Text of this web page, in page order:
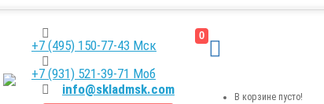
+7 (495) 150-77-43 Мск
+7 (931) 521-39-71 Моб
info@skladmsk.com
0
В корзине пусто!